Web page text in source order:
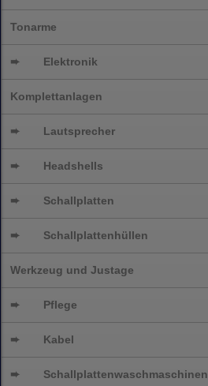
Tonarme
➨ Elektronik
Komplettanlagen
➨ Lautsprecher
➨ Headshells
➨ Schallplatten
➨ Schallplattenhüllen
Werkzeug und Justage
➨ Pflege
➨ Kabel
➨ Schallplattenwaschmaschinen